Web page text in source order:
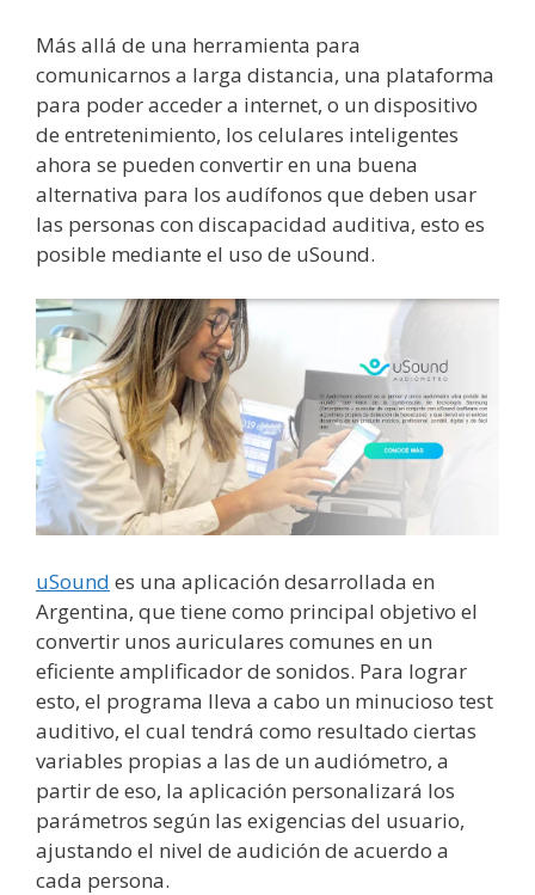
Más allá de una herramienta para
comunicarnos a larga distancia, una plataforma
para poder acceder a internet, o un dispositivo
de entretenimiento, los celulares inteligentes
ahora se pueden convertir en una buena
alternativa para los audífonos que deben usar
las personas con discapacidad auditiva, esto es
posible mediante el uso de uSound.
uSound es una aplicación desarrollada en
Argentina, que tiene como principal objetivo el
convertir unos auriculares comunes en un
eficiente amplificador de sonidos. Para lograr
esto, el programa lleva a cabo un minucioso test
auditivo, el cual tendrá como resultado ciertas
variables propias a las de un audiómetro, a
partir de eso, la aplicación personalizará los
parámetros según las exigencias del usuario,
ajustando el nivel de audición de acuerdo a
cada persona.